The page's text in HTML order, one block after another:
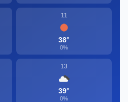
11
38°
0%
13
39°
0%